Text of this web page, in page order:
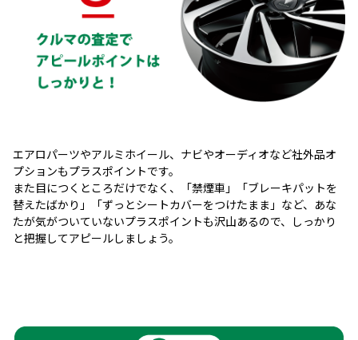
エアロパーツやアルミホイール、ナビやオーディオなど社外品オ
プションもプラスポイントです。
また目につくところだけでなく、「禁煙車」「ブレーキパットを
替えたばかり」「ずっとシートカバーをつけたまま」など、あな
たが気がついていないプラスポイントも沢山あるので、しっかり
と把握してアピールしましょう。